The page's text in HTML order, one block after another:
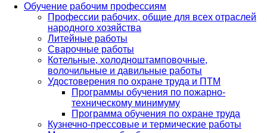
Обучение рабочим профессиям
Профессии рабочих, общие для всех отраслей
народного хозяйства
Литейные работы
Сварочные работы
Котельные, холодноштамповочные,
волочильные и давильные работы
Удостоверения по охране труда и ПТМ
Программы обучения по пожарно-
техническому минимуму
Программа обучения по охране труда
Кузнечно-прессовые и термические работы